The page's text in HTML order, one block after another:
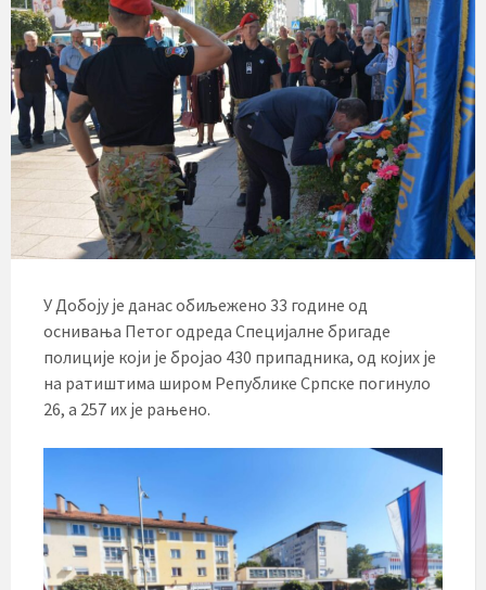
У Добоју је данас обиљежено 33 године од
оснивања Петог одреда Специјалне бригаде
полиције који је бројао 430 припадника, од којих је
на ратиштима широм Републике Српске погинуло
26, а 257 их је рањено.